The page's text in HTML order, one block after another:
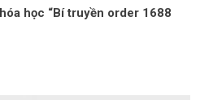
học “Bí truyền order 1688